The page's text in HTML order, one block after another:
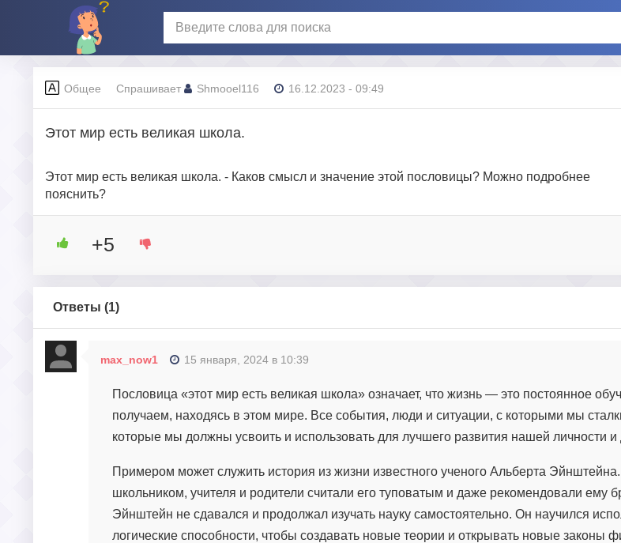
Общее Спрашивает Shmooel116 16.12.2023 - 09:49
Этот мир есть великая школа.
Этот мир есть великая школа. - Каков смысл и значение этой пословицы? Можно подробнее
пояснить?
+5
Ответы (1)
max_now1 15 января, 2024 в 10:39
Пословица «этот мир есть великая школа» означает, что жизнь — это постоянное
получаем, находясь в этом мире. Все события, люди и ситуации, с которыми мы
которые мы должны усвоить и использовать для лучшего развития нашей личности
Примером может служить история из жизни известного ученого Альберта
школьником, учителя и родители считали его туповатым и даже рекомендовали ему
Эйнштейн не сдавался и продолжал изучать науку самостоятельно. Он научился
логические способности, чтобы создавать новые теории и открывать новые законы